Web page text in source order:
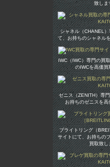
致しま
シャネル（CHANEL
て、お持ちのシャネル
IWC（IWC）専門の買
のIWCを高価買
ゼニス（ZENITH）専
お持ちのゼニスを
ブライトリング（
サイトにて、お持ちの
買取致し